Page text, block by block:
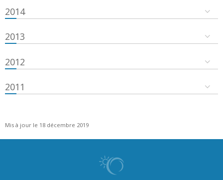
2014
2013
2012
2011
Mis à jour le 18 décembre 2019